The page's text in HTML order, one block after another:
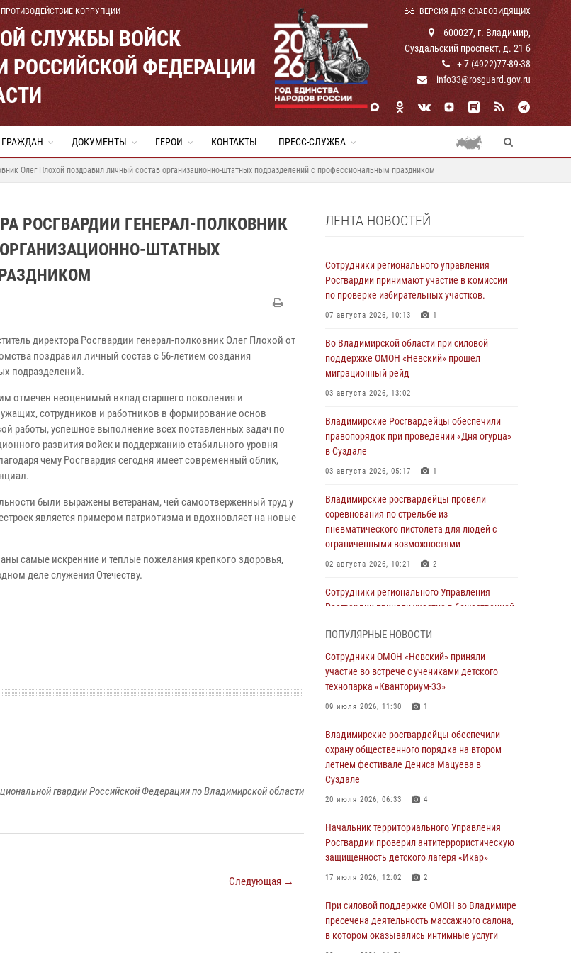
ПРОТИВОДЕЙСТВИЕ КОРРУПЦИИ ВЕРСИЯ ДЛЯ СЛАБОВИДЯЩИХ
СЛУЖБЫ ВОЙСК
РОССИЙСКОЙ ФЕДЕРАЦИИ
600027, г. Владимир,
Суздальский проспект, д. 21 б
+ 7 (4922)77-89-38
info33@rosguard.gov.ru
ДОКУМЕНТЫ ГЕРОИ КОНТАКТЫ ПРЕСС-СЛУЖБА
Олег Плохой поздравил личный состав организационно-штатных подразделений с профессиональным праздником
РОСГВАРДИИ ГЕНЕРАЛ-ПОЛКОВНИК
ШТАТНЫХ
директора Росгвардии генерал-полковник Олег Плохой от
поздравил личный состав с 56-летием создания
подразделений.
отмечен неоценимый вклад старшего поколения и
сотрудников и работников в формирование основ
работы, успешное выполнение всех поставленных задач по
развития войск и поддержанию стабильного уровня
чему Росгвардия сегодня имеет современный облик,
были выражены ветеранам, чей самоотверженный труд у
является примером патриотизма и вдохновляет на новые
самые искренние и теплые пожелания крепкого здоровья,
деле служения Отечеству.
гвардии Российской Федерации по Владимирской области
Следующая →
ЛЕНТА НОВОСТЕЙ
Сотрудники регионального управления
Росгвардии принимают участие в комиссии
по проверке избирательных участков.
07 августа 2026, 10:13 1
Во Владимирской области при силовой
поддержке ОМОН «Невский» прошел
миграционный рейд
03 августа 2026, 13:02
Владимирские Росгвардейцы обеспечили
правопорядок при проведении «Дня огурца»
в Суздале
03 августа 2026, 05:17 1
Владимирские росгвардейцы провели
соревнования по стрельбе из
пневматического пистолета для людей с
ограниченными возможностями
02 августа 2026, 10:21 2
Сотрудники регионального Управления
Росгвардии приняли участие в божественной
равноапостольного великого князя
Владимира и празднования Дня Крещения
29 июля 2026, 05:29 4
пресечена деятельность массажного салона,
в котором оказывались интимные услуги
28 июля 2026, 11:51
Во Владимирcкой области открыли
детском лагере «Икар»
27 июля 2026, 16:43 2
Владимирские росгвардейцы обеспечили
летнем фестивале Дениса Мацуева в
20 июля 2026, 06:33 4
ПОПУЛЯРНЫЕ НОВОСТИ
Сотрудники ОМОН «Невский» приняли
участие во встрече с учениками детского
технопарка «Кванториум-33»
09 июля 2026, 11:30 1
Владимирские росгвардейцы обеспечили
охрану общественного порядка на втором
летнем фестивале Дениса Мацуева в
Суздале
20 июля 2026, 06:33 4
Начальник территориального Управления
Росгвардии проверил антитеррористическую
защищенность детского лагеря «Икар»
17 июля 2026, 12:02 2
При силовой поддержке ОМОН во Владимире
пресечена деятельность массажного салона,
в котором оказывались интимные услуги